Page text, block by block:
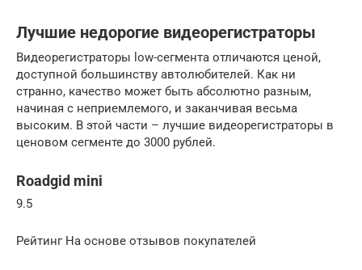
Лучшие недорогие видеорегистраторы
Видеорегистраторы low-сегмента отличаются ценой,
доступной большинству автолюбителей. Как ни
странно, качество может быть абсолютно разным,
начиная с неприемлемого, и заканчивая весьма
высоким. В этой части – лучшие видеорегистраторы в
ценовом сегменте до 3000 рублей.
Roadgid mini
9.5
Рейтинг На основе отзывов покупателей